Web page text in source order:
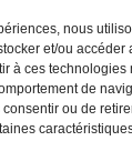
nous
et/ou accéder
à ces technologies
de
ou de